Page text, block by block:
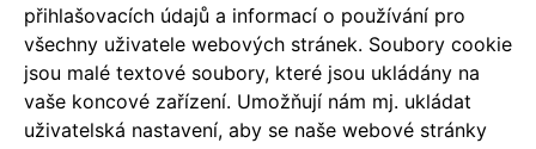
přihlašovacích údajů a informací o používání pro
všechny uživatele webových stránek. Soubory cookie
jsou malé textové soubory, které jsou ukládány na
vaše koncové zařízení. Umožňují nám mj. ukládat
uživatelská nastavení, aby se naše webové stránky